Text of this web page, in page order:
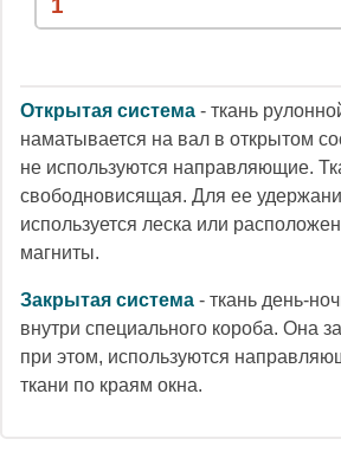
Открытая система - ткань
наматывается на вал в открытом
не используются направляющие.
свободновисящая. Для ее
используется леска или
магниты.
Закрытая система - ткань день-
внутри специального короба. Она
при этом, используются
ткани по краям окна.